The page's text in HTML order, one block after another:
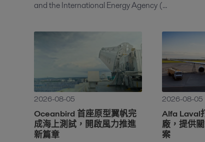
and the International Energy Agency (...
2026-08-05
Oceanbird 首座原型翼帆完
成海上測試，開啟風力推進
新篇章
2026-08-05
Alfa Laval
廠，提供
案